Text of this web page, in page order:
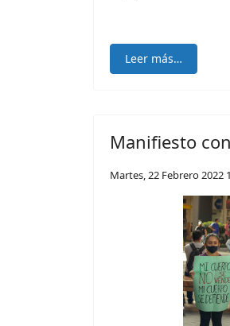
Leer más…
Manifiesto
Martes, 22 Febrero 2022